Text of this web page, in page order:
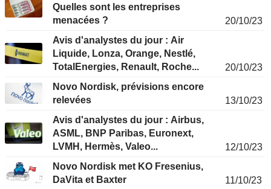
Quelles sont les entreprises
menacées ?
20/10/23
Avis d'analystes du jour : Air
Liquide, Lonza, Orange, Nestlé,
TotalEnergies, Renault, Roche...
20/10/23
Novo Nordisk, prévisions encore
relevées
13/10/23
Avis d'analystes du jour : Airbus,
ASML, BNP Paribas, Euronext,
LVMH, Hermès, Valeo...
12/10/23
Novo Nordisk met KO Fresenius,
DaVita et Baxter
11/10/23